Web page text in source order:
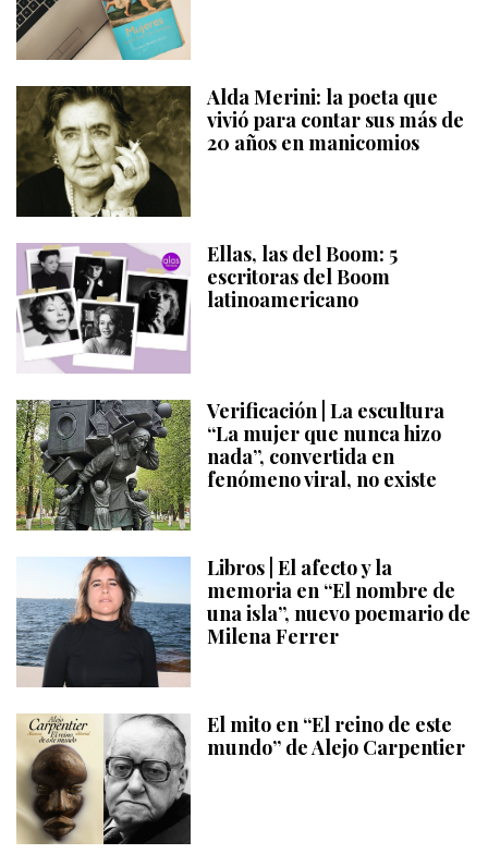
Alda Merini: la poeta que
vivió para contar sus más de
20 años en manicomios
Ellas, las del Boom: 5
escritoras del Boom
latinoamericano
Verificación | La escultura
“La mujer que nunca hizo
nada”, convertida en
fenómeno viral, no existe
Libros | El afecto y la
memoria en “El nombre de
una isla”, nuevo poemario de
Milena Ferrer
El mito en “El reino de este
mundo” de Alejo Carpentier